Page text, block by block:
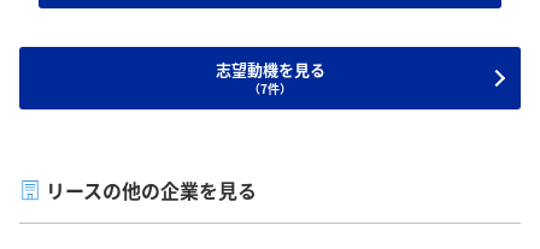
志望動機を見る
（7件）
リースの他の企業を見る